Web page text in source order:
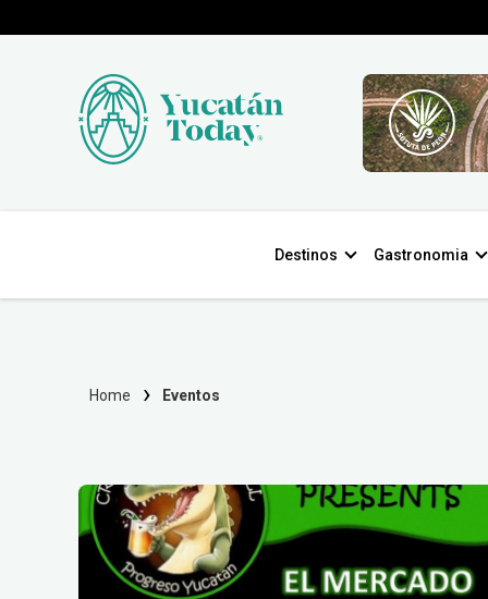
Destinos Gastronomia
Home Eventos